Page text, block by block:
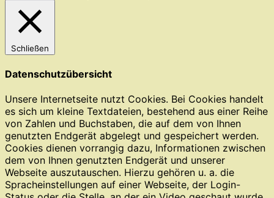
Schließen
Datenschutzübersicht
Unsere Internetseite nutzt Cookies. Bei Cookies handelt
es sich um kleine Textdateien, bestehend aus einer Reihe
von Zahlen und Buchstaben, die auf dem von Ihnen
genutzten Endgerät abgelegt und gespeichert werden.
Cookies dienen vorrangig dazu, Informationen zwischen
dem von Ihnen genutzten Endgerät und unserer
Webseite auszutauschen. Hierzu gehören u. a. die
Spracheinstellungen auf einer Webseite, der Login-